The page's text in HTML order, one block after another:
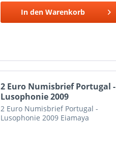
In den Warenkorb
2 Euro Numisbrief Portugal -
Lusophonie 2009
2 Euro Numisbrief Portugal -
Lusophonie 2009 Eiamaya